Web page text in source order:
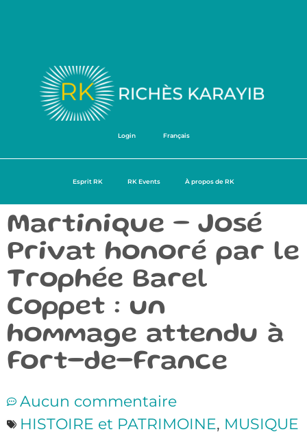
Login Français
Esprit RK RK Events À propos de RK
Martinique – José
Privat honoré par le
Trophée Barel
Coppet : un
hommage attendu à
Fort-de-France
Aucun commentaire
HISTOIRE et PATRIMOINE, MUSIQUE